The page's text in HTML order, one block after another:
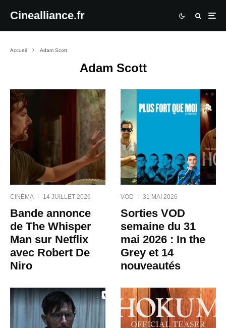
Cinealliance.fr
Accueil Adam Scott
Adam Scott
CINÉMA · 14 JUILLET 2026
Bande annonce
de The Whisper
Man sur Netflix
avec Robert De
Niro
VOD · 31 MAI 2026
Sorties VOD
semaine du 31
mai 2026 : In the
Grey et 14
nouveautés